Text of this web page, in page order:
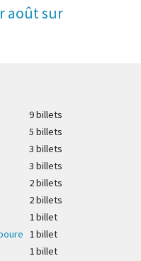
août sur
9 billets
5 billets
3 billets
3 billets
2 billets
2 billets
1 billet
1 billet
1 billet